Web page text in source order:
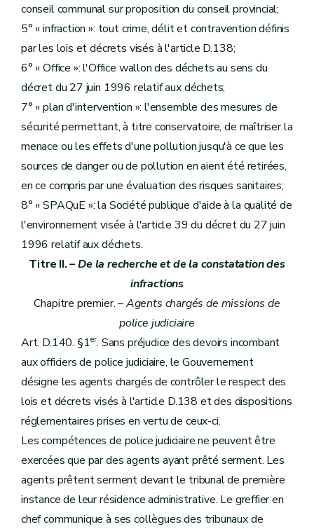
conseil communal sur proposition du conseil provincial;
5° « infraction »: tout crime, délit et contravention définis
par les lois et décrets visés à l'article D.138;
6° « Office »: l'Office wallon des déchets au sens du
décret du 27 juin 1996 relatif aux déchets;
7° « plan d'intervention »: l'ensemble des mesures de
sécurité permettant, à titre conservatoire, de maîtriser la
menace ou les effets d'une pollution jusqu'à ce que les
sources de danger ou de pollution en aient été retirées,
en ce compris par une évaluation des risques sanitaires;
8° « SPAQuE »: la Société publique d'aide à la qualité de
l'environnement visée à l'article 39 du décret du 27 juin
1996 relatif aux déchets.
Titre II. –De la recherche et de la constatation des
infractions
Chapitre premier. –Agents chargés de missions de
police judiciaire
Art. D.140. §1er. Sans préjudice des devoirs incombant
aux officiers de police judiciaire, le Gouvernement
désigne les agents chargés de contrôler le respect des
lois et décrets visés à l'article D.138 et des dispositions
réglementaires prises en vertu de ceux-ci.
Les compétences de police judiciaire ne peuvent être
exercées que par des agents ayant prêté serment. Les
agents prêtent serment devant le tribunal de première
instance de leur résidence administrative. Le greffier en
chef communique à ses collègues des tribunaux de